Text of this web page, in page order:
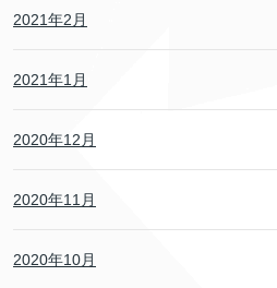
2021年2月
2021年1月
2020年12月
2020年11月
2020年10月